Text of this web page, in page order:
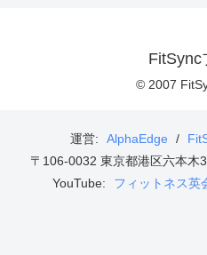
FitSync
© 2007
運営: AlphaEdge /
〒106-0032 東京都港区六本木
YouTube:
フィットネス英